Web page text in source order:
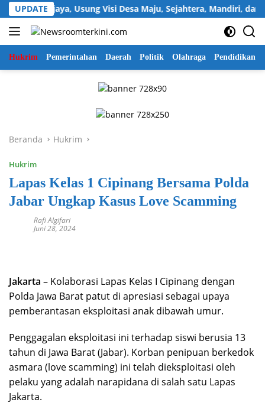
Langsung
ke
konten
UPDATE Usung Visi Desa Maju, Sejahtera, Mandiri, dan
Hukrim Pemerintahan Daerah Politik Olahraga Pendidikan
Beranda Hukrim
Hukrim
Lapas Kelas 1 Cipinang Bersama Polda
Jabar Ungkap Kasus Love Scamming
Rafi Algifari
Juni 28, 2024
Jakarta – Kolaborasi Lapas Kelas I Cipinang dengan
Polda Jawa Barat patut di apresiasi sebagai upaya
pemberantasan eksploitasi anak dibawah umur.
Penggagalan eksploitasi ini terhadap siswi berusia 13
tahun di Jawa Barat (Jabar). Korban penipuan berkedok
asmara (love scamming) ini telah dieksploitasi oleh
pelaku yang adalah narapidana di salah satu Lapas
Jakarta.